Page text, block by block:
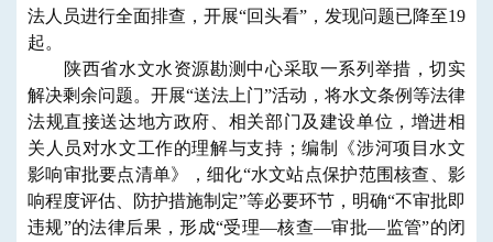
法人员进行全面排查，开展“回头看”，发现问题已降至19
起。
陕西省水文水资源勘测中心采取一系列举措，切实
解决剩余问题。开展“送法上门”活动，将水文条例等法律
法规直接送达地方政府、相关部门及建设单位，增进相
关人员对水文工作的理解与支持；编制《涉河项目水文
影响审批要点清单》，细化“水文站点保护范围核查、影
响程度评估、防护措施制定”等必要环节，明确“不审批即
违规”的法律后果，形成“受理—核查—审批—监管”的闭